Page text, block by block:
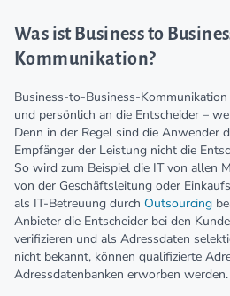
Was ist Business to
Kommunikation?
Business-to-Business-
und persönlich an die Entscheider –
Denn in der Regel sind die Anwender
Empfänger der Leistung nicht die
So wird zum Beispiel die IT von allen
von der Geschäftsleitung oder
als IT-Betreuung durch Outsourcing
Anbieter die Entscheider bei den
verifizieren und als Adressdaten
nicht bekannt, können qualifizierte
Adressdatenbanken erworben werden.